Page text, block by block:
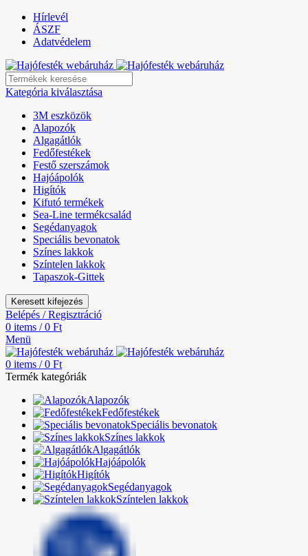
Hírlevél
ÁSZF
Adatvédelem
Kategória kiválasztása
3M eszközök
Alapozók
Algagátlók
Fedőfestékek
Festő szerszámok
Hajóápolók
Higítók
Kifutó termékek
Sea-Line termékcsalád
Segédanyagok
Speciális bevonatok
Színes lakkok
Színtelen lakkok
Tapaszok-Gittek
Keresett kifejezés
Belépés / Regisztráció
0 items / 0 Ft
Menü
0 items / 0 Ft
Termék kategóriák
Alapozók
Fedőfestékek
Speciális bevonatok
Színes lakkok
Algagátlók
Hajóápolók
Higítók
Segédanyagok
Színtelen lakkok